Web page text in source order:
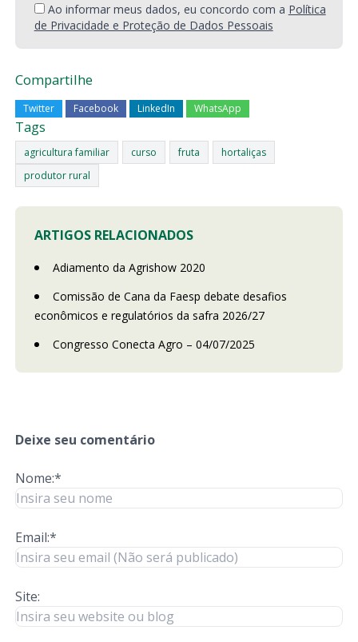
Ao informar meus dados, eu concordo com a Política
de Privacidade e Proteção de Dados Pessoais
Compartilhe
Twitter Facebook LinkedIn WhatsApp
Tags
agricultura familiar curso fruta
hortaliças
produtor rural
ARTIGOS RELACIONADOS
Adiamento da Agrishow 2020
Comissão de Cana da Faesp debate desafios
econômicos e regulatórios da safra 2026/27
Congresso Conecta Agro – 04/07/2025
Deixe seu comentário
Nome:*
Email:*
Site: